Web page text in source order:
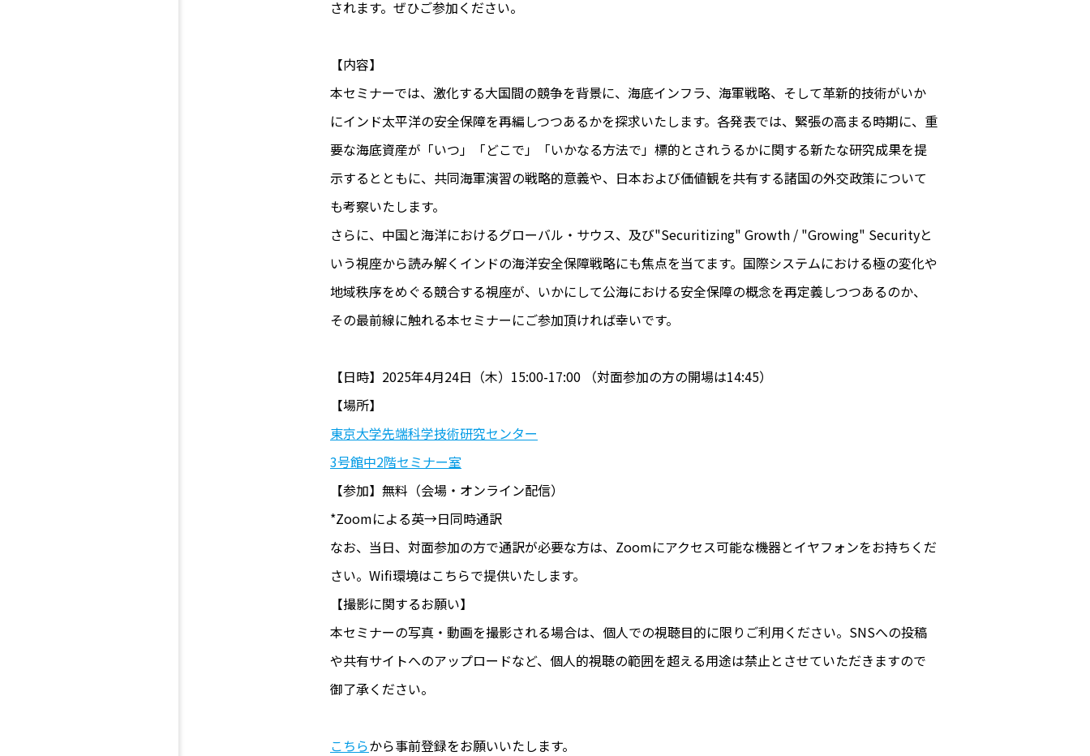
されます。ぜひご参加ください。
【内容】
本セミナーでは、激化する大国間の競争を背景に、海底インフラ、海軍戦略、そして革新的技術がいか
にインド太平洋の安全保障を再編しつつあるかを探求いたします。各発表では、緊張の高まる時期に、重
要な海底資産が「いつ」「どこで」「いかなる方法で」標的とされうるかに関する新たな研究成果を提
示するとともに、共同海軍演習の戦略的意義や、日本および価値観を共有する諸国の外交政策について
も考察いたします。
さらに、中国と海洋におけるグローバル・サウス、及び"Securitizing" Growth / "Growing" Securityと
いう視座から読み解くインドの海洋安全保障戦略にも焦点を当てます。国際システムにおける極の変化や
地域秩序をめぐる競合する視座が、いかにして公海における安全保障の概念を再定義しつつあるのか、
その最前線に触れる本セミナーにご参加頂ければ幸いです。
【日時】2025年4月24日（木）15:00-17:00 （対面参加の方の開場は14:45）
【場所】
東京大学先端科学技術研究センター
3号館中2階セミナー室
【参加】無料（会場・オンライン配信）
*Zoomによる英→日同時通訳
なお、当日、対面参加の方で通訳が必要な方は、Zoomにアクセス可能な機器とイヤフォンをお持ちくだ
さい。Wifi環境はこちらで提供いたします。
【撮影に関するお願い】
本セミナーの写真・動画を撮影される場合は、個人での視聴目的に限りご利用ください。SNSへの投稿
や共有サイトへのアップロードなど、個人的視聴の範囲を超える用途は禁止とさせていただきますので
御了承ください。
こちらから事前登録をお願いいたします。